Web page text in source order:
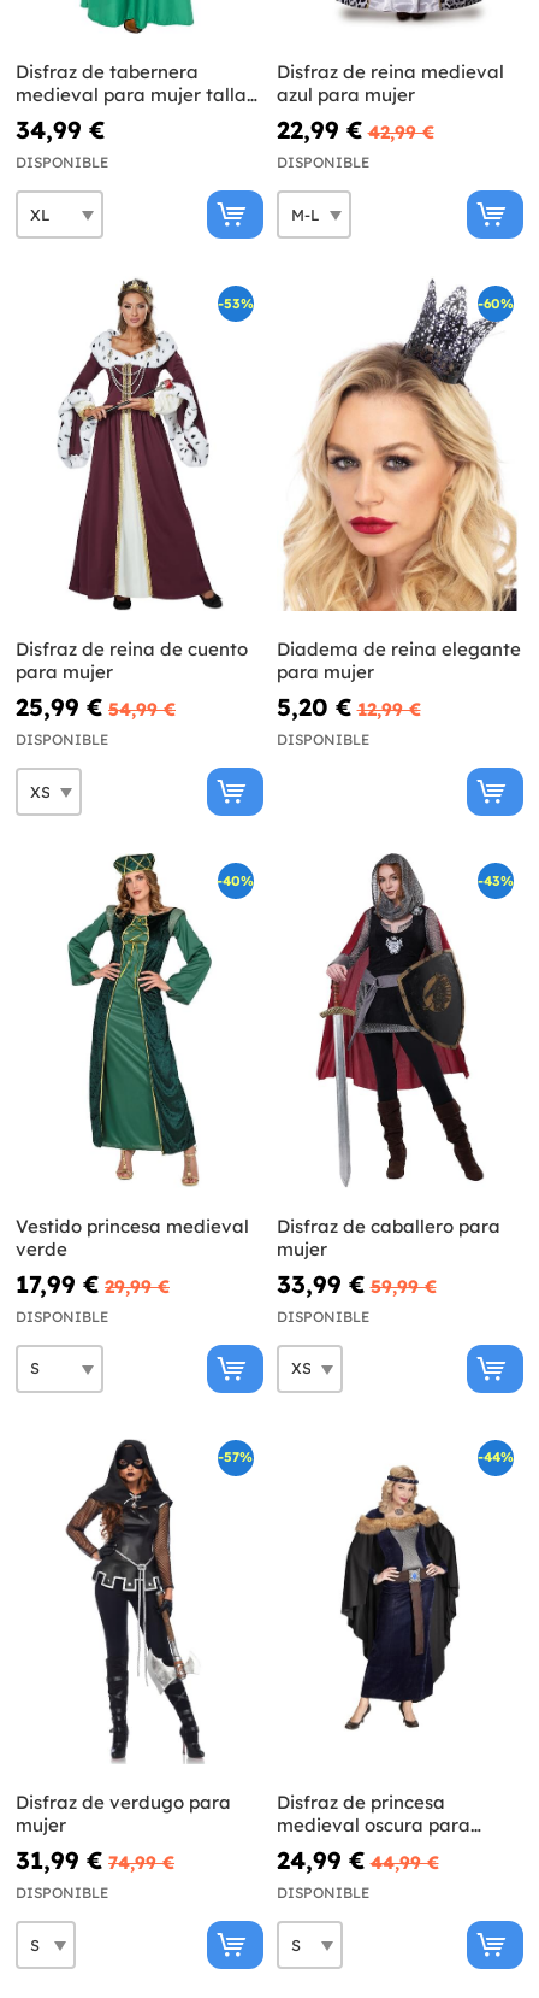
Disfraz de tabernera
medieval para mujer talla
grande
34,99 €
DISPONIBLE
Disfraz de reina medieval
azul para mujer
22,99 € 42,99 €
DISPONIBLE
-53%
Disfraz de reina de cuento
para mujer
25,99 € 54,99 €
DISPONIBLE
-60%
Diadema de reina elegante
para mujer
5,20 € 12,99 €
DISPONIBLE
-40%
Vestido princesa medieval
verde
17,99 € 29,99 €
DISPONIBLE
-43%
Disfraz de caballero para
mujer
33,99 € 59,99 €
DISPONIBLE
-57%
Disfraz de verdugo para
mujer
31,99 € 74,99 €
DISPONIBLE
-44%
Disfraz de princesa
medieval oscura para
mujer
24,99 € 44,99 €
DISPONIBLE